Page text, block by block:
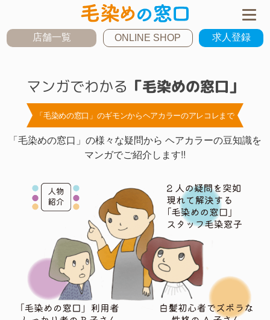
店舗一覧 ONLINE SHOP 求人登録
マンガでわかる 「毛染めの窓口」
「毛染めの窓口」のギモンからヘアカラーのアレコレまで
「毛染めの窓口」の様々な疑問から ヘアカラーの豆知識を
マンガでご紹介します!!